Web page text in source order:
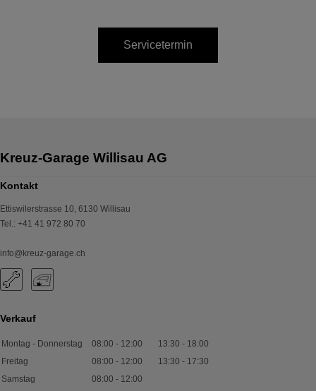
Servicetermin
Kontakt
Ettiswilerstrasse 10, 6130 Willisau
Tel.: +41 41 972 80 70
info@kreuz-garage.ch
Verkauf
Montag - Donnerstag 08:00 - 12:00 13:30 - 18:00
Freitag
08:00 - 12:00 13:30 - 17:30
Samstag
08:00 - 12:00